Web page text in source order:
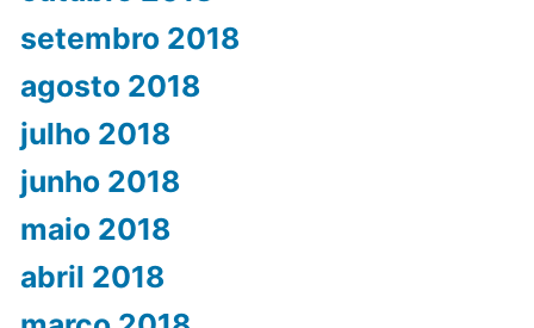
setembro 2018
agosto 2018
julho 2018
junho 2018
maio 2018
abril 2018